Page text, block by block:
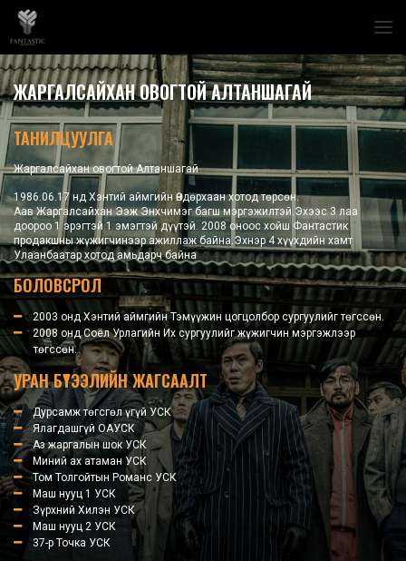
ЖАРГАЛСАЙХАН ОВОГТОЙ АЛТАНШАГАЙ
ТАНИЛЦУУЛГА
Жаргалсайхан овогтой Алтаншагай
1986.06.17 нд Хэнтий аймгийн Өндөрхаан хотод төрсөн.
Аав Жаргалсайхан Ээж Энхчимэг багш мэргэжилтэй.Эхээс 3 лаа
доороо 1 эрэгтэй 1 эмэгтэй дүүтэй. 2008 оноос хойш Фантастик
продакшны жүжигчинээр ажиллаж байна.Эхнэр 4 хүүхдийн хамт
Улаанбаатар хотод амьдарч байна
БОЛОВСРОЛ
2003 онд Хэнтий аймгийн Тэмүүжин цогцолбор сургуулийг төгссөн.
2008 онд Соёл Урлагийн Их сургуулийг жүжигчин мэргэжлээр
төгссөн.
УРАН БҮТЭЭЛИЙН ЖАГСААЛТ
Дурсамж төгсгөл үгүй УСК
Ялагдашгүй ОАУСК
Аз жаргалын шок УСК
Миний ах атаман УСК
Том Толгойтын Романс УСК
Маш нууц 1 УСК
Зүрхний Хилэн УСК
Маш нууц 2 УСК
37-р Точка УСК